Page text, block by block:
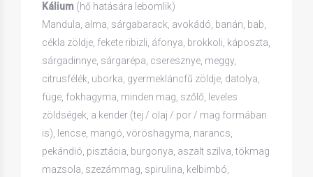
Kálium (hő hatására lebomlik)
Mandula, alma, sárgabarack, avokádó, banán, bab,
cékla zöldje, fekete ribizli, áfonya, brokkoli, káposzta,
sárgadinnye, sárgarépa, cseresznye, meggy,
citrusfélék, uborka, gyermekláncfű zöldje, datolya,
füge, fokhagyma, minden mag, szőlő, leveles
zöldségek, a kender (tej / olaj / por / mag formában
is), lencse, mangó, vöröshagyma, narancs,
pekándió, pisztácia, burgonya, aszalt szilva, tökmag
mazsola, szezámmag, spirulina, kelbimbó,